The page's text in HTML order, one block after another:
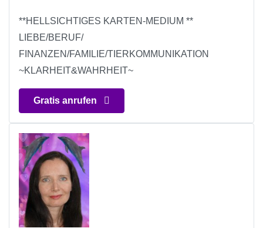
**HELLSICHTIGES KARTEN-MEDIUM **
LIEBE/BERUF/
FINANZEN/FAMILIE/TIERKOMMUNIKATION
~KLARHEIT&WAHRHEIT~
Gratis anrufen